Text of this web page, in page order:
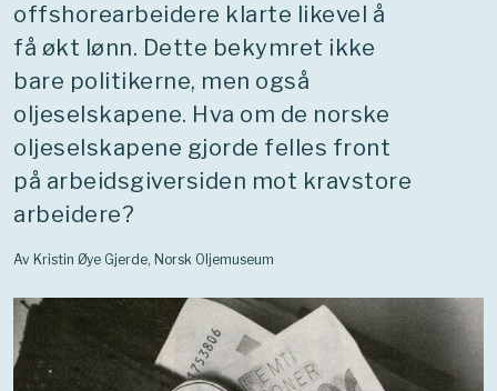
offshorearbeidere klarte likevel å
få økt lønn. Dette bekymret ikke
bare politikerne, men også
oljeselskapene. Hva om de norske
oljeselskapene gjorde felles front
på arbeidsgiversiden mot kravstore
arbeidere?
Av Kristin Øye Gjerde, Norsk Oljemuseum